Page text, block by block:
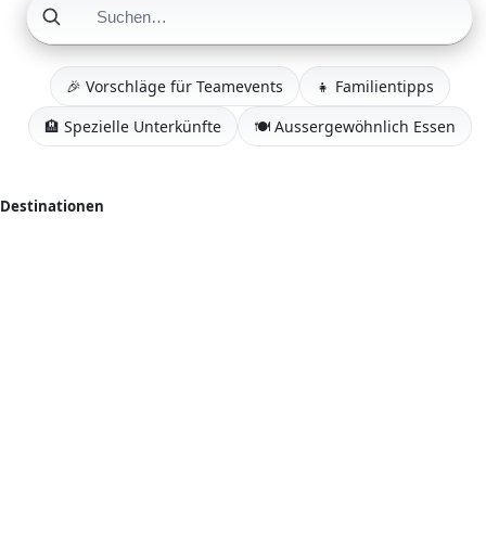
🎉 Vorschläge für Teamevents
👧 Familientipps
🏨 Spezielle Unterkünfte
🍽️ Aussergewöhnlich Essen
Destinationen